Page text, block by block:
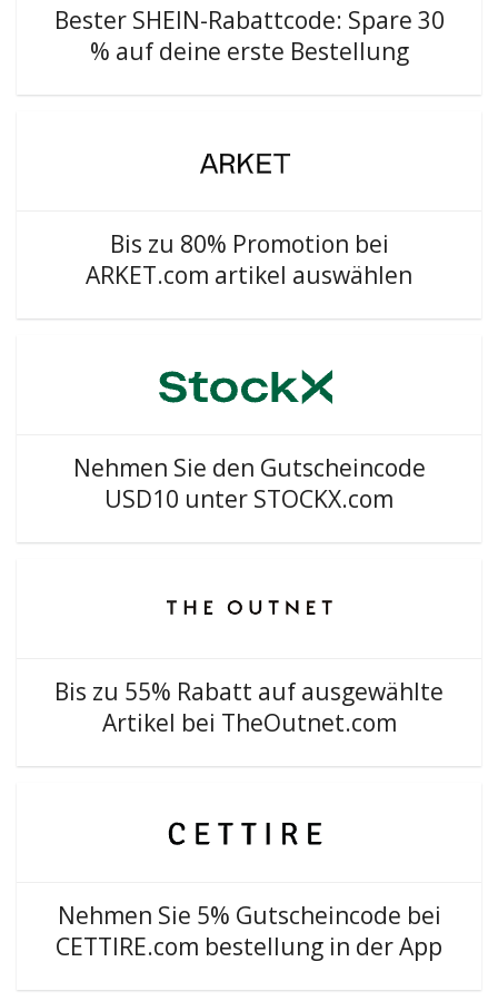
Bester SHEIN-Rabattcode: Spare 30
% auf deine erste Bestellung
Bis zu 80% Promotion bei
ARKET.com artikel auswählen
Nehmen Sie den Gutscheincode
USD10 unter STOCKX.com
Bis zu 55% Rabatt auf ausgewählte
Artikel bei TheOutnet.com
Nehmen Sie 5% Gutscheincode bei
CETTIRE.com bestellung in der App